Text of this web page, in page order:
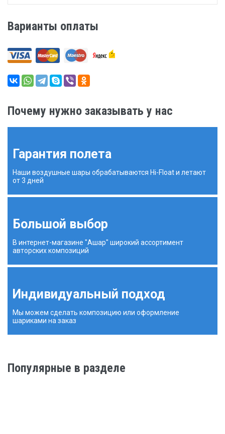
Варианты оплаты
Почему нужно заказывать у нас
Гарантия полета
Наши воздушные шары обрабатываются Hi-Float и летают
от 3 дней
Большой выбор
В интернет-магазине "Ашар" широкий ассортимент
авторских композиций
Индивидуальный подход
Мы можем сделать композицию или оформление
шариками на заказ
Популярные в разделе